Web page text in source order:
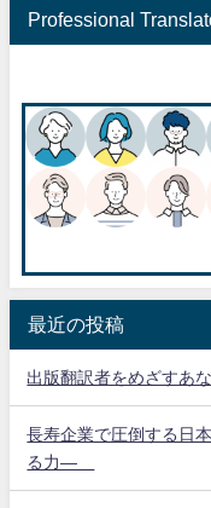
Professional
最近の投稿
出版翻訳者をめざすあ
長寿企業で圧倒する日
る力―